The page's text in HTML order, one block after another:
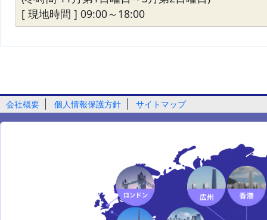
[ 現地時間 ] 09:00～18:00
会社概要 個人情報保護方針 サイトマップ